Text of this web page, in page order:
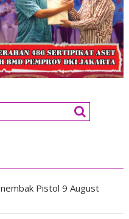
Pistol 9 August